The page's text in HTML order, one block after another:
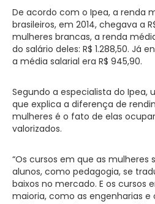
De acordo com o Ipea, a renda
brasileiros, em 2014, chegava a
mulheres brancas, a renda
do salário deles: R$ 1.288,50. Já
a média salarial era R$ 945,90.
Segundo a especialista do Ipea,
que explica a diferença de
mulheres é o fato de elas
valorizados.
“Os cursos em que as mulheres
alunos, como pedagogia, se
baixos no mercado. E os cursos
maioria, como as engenharias e